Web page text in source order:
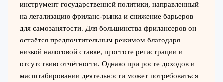
инструмент государственной политики, направленный
на легализацию фриланс-рынка и снижение барьеров
для самозанятости. Для большинства фрилансеров он
остаётся предпочтительным режимом благодаря
низкой налоговой ставке, простоте регистрации и
отсутствию отчётности. Однако при росте доходов и
масштабировании деятельности может потребоваться